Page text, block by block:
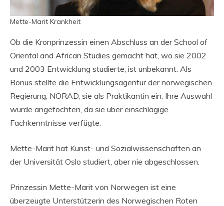
Mette-Marit Krankheit
Ob die Kronprinzessin einen Abschluss an der School of
Oriental and African Studies gemacht hat, wo sie 2002
und 2003 Entwicklung studierte, ist unbekannt. Als
Bonus stellte die Entwicklungsagentur der norwegischen
Regierung, NORAD, sie als Praktikantin ein. Ihre Auswahl
wurde angefochten, da sie über einschlägige
Fachkenntnisse verfügte.
Mette-Marit hat Kunst- und Sozialwissenschaften an
der Universität Oslo studiert, aber nie abgeschlossen.
Prinzessin Mette-Marit von Norwegen ist eine
überzeugte Unterstützerin des Norwegischen Roten